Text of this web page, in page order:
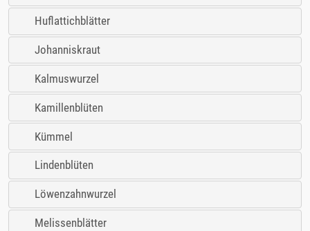
Huflattichblätter
Johanniskraut
Kalmuswurzel
Kamillenblüten
Kümmel
Lindenblüten
Löwenzahnwurzel
Melissenblätter